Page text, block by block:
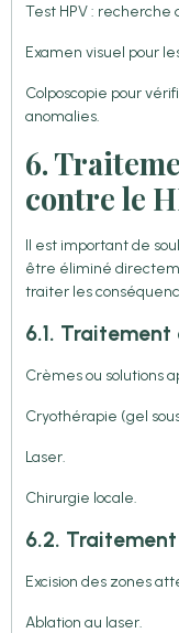
Test HPV : recherche
Examen visuel pour
Colposcopie pour
anomalies.
6.
contre le
Il est important de
être éliminé
traiter les
6.1.
Crèmes ou solutions
Cryothérapie (gel
Laser.
Chirurgie locale.
6.2.
Excision des zones
Ablation au laser.